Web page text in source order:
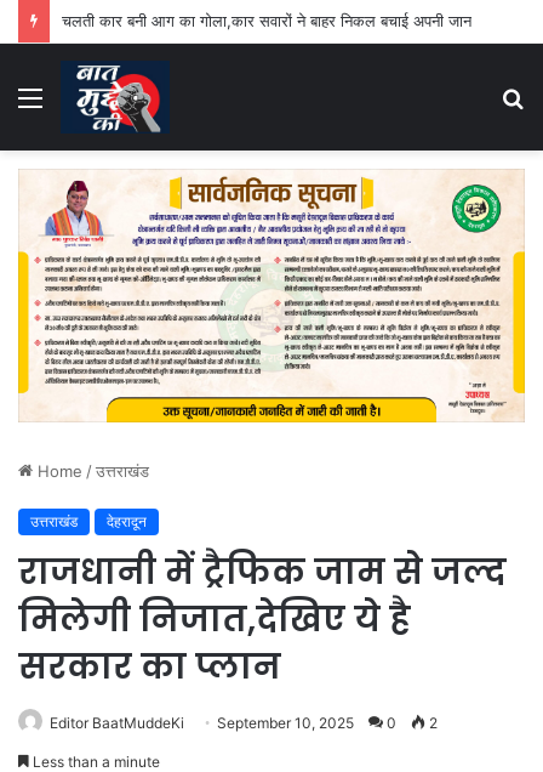
चलती कार बनी आग का गोला,कार सवारों ने बाहर निकल बचाई अपनी जान
Menu
Home /उत्तराखंड
उत्तराखंड देहरादून
राजधानी में ट्रैफिक जाम से जल्द
मिलेगी निजात,देखिए ये है
सरकार का प्लान
Editor BaatMuddeKi September 10, 2025 0 2
Less than a minute